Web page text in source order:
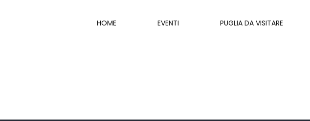
HOME EVENTI PUGLIA DA VISITARE